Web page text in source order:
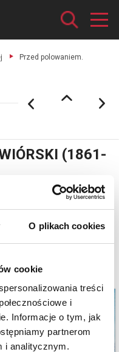
O plikach cookies
cookie
treści
i
Informacje o tym, jak
partnerom
i analitycznym.
Przed polowaniem.
(1861-